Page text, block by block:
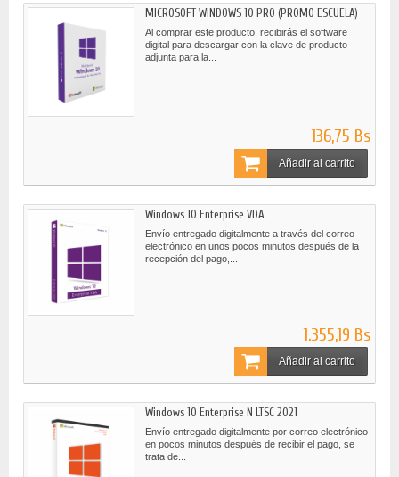
MICROSOFT WINDOWS 10 PRO (PROMO ESCUELA)
Al comprar este producto, recibirás el software
digital para descargar con la clave de producto
adjunta para la...
136,75 Bs
Añadir al carrito
Windows 10 Enterprise VDA
Envío entregado digitalmente a través del correo
electrónico en unos pocos minutos después de la
recepción del pago,...
1.355,19 Bs
Añadir al carrito
Windows 10 Enterprise N LTSC 2021
Envío entregado digitalmente por correo electrónico
en pocos minutos después de recibir el pago, se
trata de...